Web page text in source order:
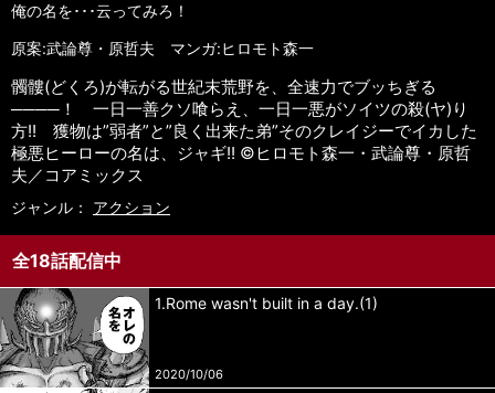
俺の名を･･･云ってみろ！
原案:武論尊・原哲夫 マンガ:ヒロモト森一
髑髏(どくろ)が転がる世紀末荒野を、全速力でブッちぎる
────！ 一日一善クソ喰らえ、一日一悪がソイツの殺(ヤ)り
方!! 獲物は”弱者”と”良く出来た弟”そのクレイジーでイカした
極悪ヒーローの名は、ジャギ!! ©ヒロモト森一・武論尊・原哲
夫／コアミックス
ジャンル： アクション
全18話配信中
1.Rome wasn't built in a day.(1)
2020/10/06